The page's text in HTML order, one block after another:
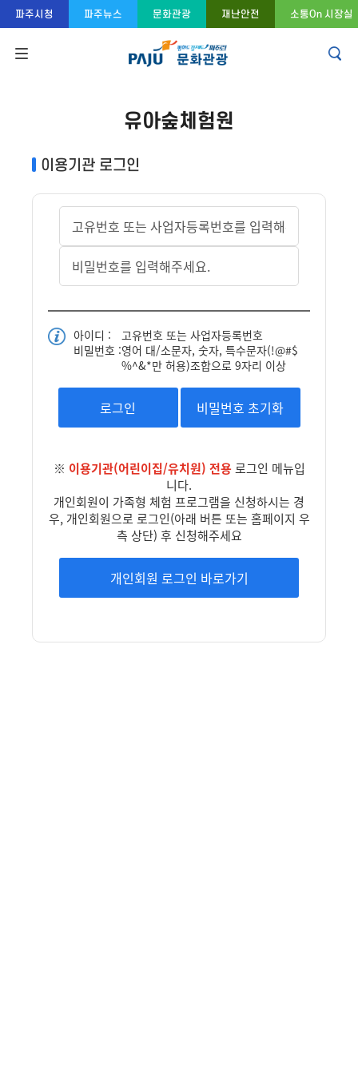
콘텐츠 바로가기
주메뉴 바로가기
푸터 바로가기
파주시청 파주뉴스 문화관광 재난안전 소통On 시장실
유아숲체험원
이용기관 로그인
아이디 :
고유번호 또는 사업자등록번호
비밀번호 :영어 대/소문자, 숫자, 특수문자(!@#$
%^&*만 허용)조합으로 9자리 이상
로그인 비밀번호 초기화
※ 이용기관(어린이집/유치원) 전용로그인 메뉴입
니다.
개인회원이 가족형 체험 프로그램을 신청하시는 경
우, 개인회원으로 로그인(아래 버튼 또는 홈페이지 우
측 상단) 후 신청해주세요
개인회원 로그인 바로가기